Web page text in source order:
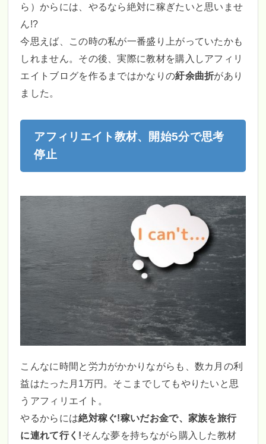
ら）からには、やるなら絶対に稼ぎたいと思いませ
ん!?
今思えば、この時の私が一番盛り上がっていたかも
しれません。その後、実際に教材を購入しアフィリ
エイトブログを作るまではかなりの紆余曲折があり
ました。
アフィリエイト教材、開始5分で思考
停止
こんなに時間と労力がかかりながらも、数カ月の利
益はたった月1万円。そこまでしてもやりたいと思
うアフィリエイト。
やるからには絶対稼ぐ!稼いだお金で、家族を旅行
に連れて行く!そんな夢を持ちながら購入した教材